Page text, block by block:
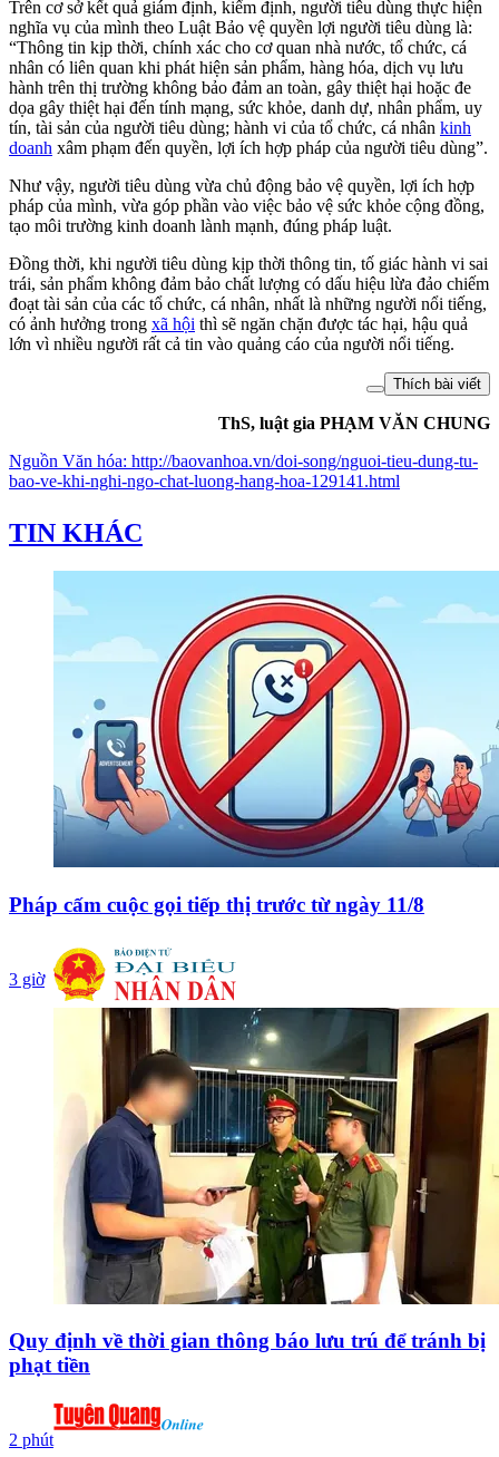
Trên cơ sở kết quả giám định, kiểm định, người tiêu dùng thực hiện
nghĩa vụ của mình theo Luật Bảo vệ quyền lợi người tiêu dùng là:
“Thông tin kịp thời, chính xác cho cơ quan nhà nước, tổ chức, cá
nhân có liên quan khi phát hiện sản phẩm, hàng hóa, dịch vụ lưu
hành trên thị trường không bảo đảm an toàn, gây thiệt hại hoặc đe
dọa gây thiệt hại đến tính mạng, sức khỏe, danh dự, nhân phẩm, uy
tín, tài sản của người tiêu dùng; hành vi của tổ chức, cá nhân kinh
doanh xâm phạm đến quyền, lợi ích hợp pháp của người tiêu dùng”.
Như vậy, người tiêu dùng vừa chủ động bảo vệ quyền, lợi ích hợp
pháp của mình, vừa góp phần vào việc bảo vệ sức khỏe cộng đồng,
tạo môi trường kinh doanh lành mạnh, đúng pháp luật.
Đồng thời, khi người tiêu dùng kịp thời thông tin, tố giác hành vi sai
trái, sản phẩm không đảm bảo chất lượng có dấu hiệu lừa đảo chiếm
đoạt tài sản của các tổ chức, cá nhân, nhất là những người nổi tiếng,
có ảnh hưởng trong xã hội thì sẽ ngăn chặn được tác hại, hậu quả
lớn vì nhiều người rất cả tin vào quảng cáo của người nổi tiếng.
Thích bài viết
ThS, luật gia PHẠM VĂN CHUNG
Nguồn Văn hóa: http://baovanhoa.vn/doi-song/nguoi-tieu-dung-tu-
bao-ve-khi-nghi-ngo-chat-luong-hang-hoa-129141.html
TIN KHÁC
Pháp cấm cuộc gọi tiếp thị trước từ ngày 11/8
3 giờ
Quy định về thời gian thông báo lưu trú để tránh bị
phạt tiền
2 phút